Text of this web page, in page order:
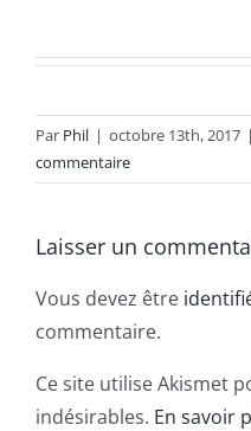
Par Phil | octobre 13th, 2017 |
commentaire
Laisser un
Vous devez être
commentaire.
Ce site utilise Akismet
indésirables. En savoir